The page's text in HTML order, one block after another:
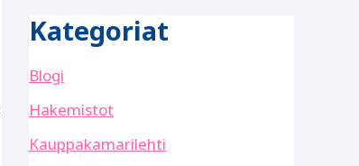
Kategoriat
Blogi
Hakemistot
Kauppakamarilehti